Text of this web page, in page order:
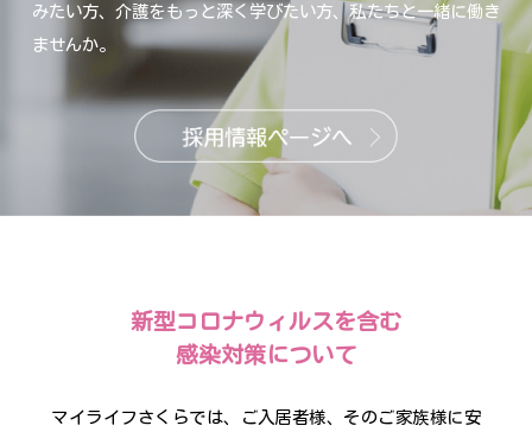
みたい方、介護をもっと深く学びたい方、私たちと一緒に働き
ませんか。
新型コロナウィルスを含む
感染対策について
マイライフさくらでは、ご入居者様、そのご家族様に安